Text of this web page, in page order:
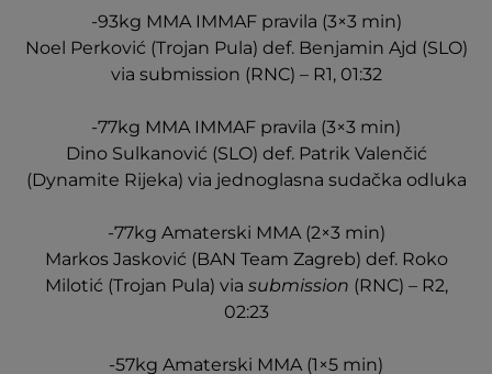
-93kg MMA IMMAF pravila (3×3 min)
Noel Perković (Trojan Pula) def. Benjamin Ajd (SLO)
via submission (RNC) – R1, 01:32
-77kg MMA IMMAF pravila (3×3 min)
Dino Sulkanović (SLO) def. Patrik Valenčić
(Dynamite Rijeka) via jednoglasna sudačka odluka
-77kg Amaterski MMA (2×3 min)
Markos Jasković (BAN Team Zagreb) def. Roko
Milotić (Trojan Pula) via submission (RNC) – R2,
02:23
-57kg Amaterski MMA (1×5 min)